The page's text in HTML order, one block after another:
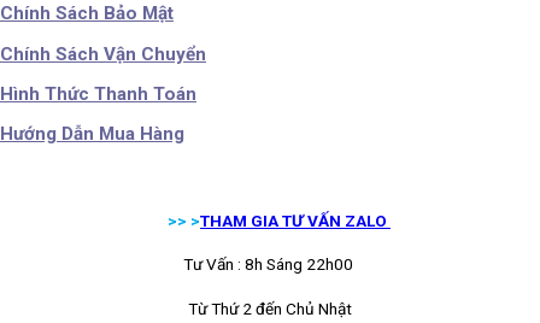
Chính Sách Bảo Mật
Chính Sách Vận Chuyển
Hình Thức Thanh Toán
Hướng Dẫn Mua Hàng
>> >THAM GIA TƯ VẤN ZALO
Tư Vấn : 8h Sáng 22h00
Từ Thứ 2 đến Chủ Nhật